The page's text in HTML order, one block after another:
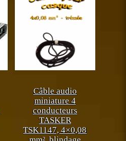
Câble audio
miniature 4
conducteurs
TASKER
TSK1147, 4×0,08